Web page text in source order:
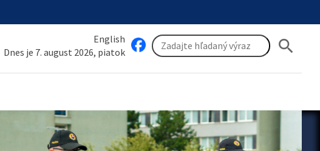
English
Dnes je 7. august 2026, piatok
search